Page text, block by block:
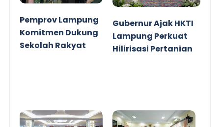
Pemprov Lampung
Komitmen Dukung
Sekolah Rakyat
Gubernur Ajak HKTI
Lampung Perkuat
Hilirisasi Pertanian